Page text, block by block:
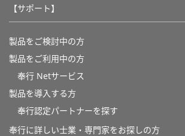
【サポート】
製品をご検討中の方
製品をご利用中の方
奉行 Netサービス
製品を導入する方
奉行認定パートナーを探す
奉行に詳しい士業・専門家をお探しの方